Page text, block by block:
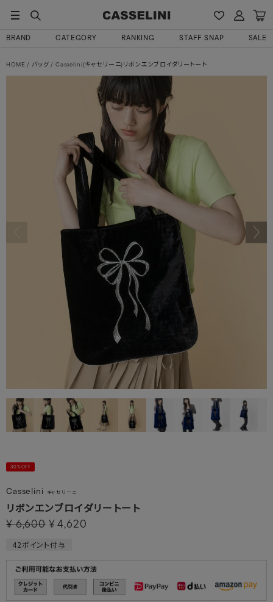
BRAND CATEGORY RANKING STAFF SNAP SALE
HOME バッグ Casselini(キャセリーニ)リボンエンブロイダリートート
30%OFF
Casselini キャセリーニ
リボンエンブロイダリートート
¥ 6,600 ¥ 4,620
42ポイント付与